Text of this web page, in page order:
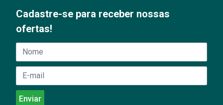
Cadastre-se para receber nossas
ofertas!